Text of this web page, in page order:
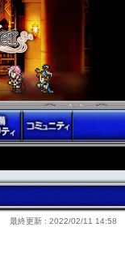
最終更新 : 2022/02/11 14:58